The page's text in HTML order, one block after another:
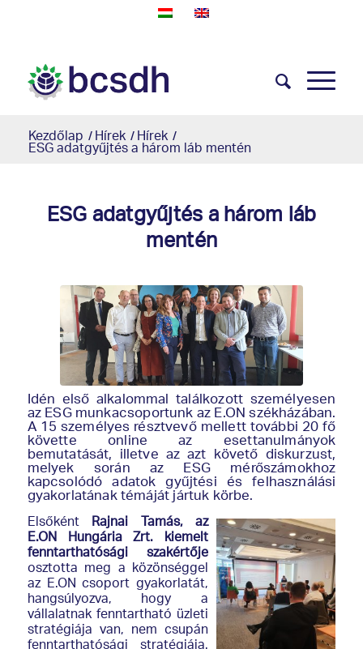
Kezdőlap/Hírek/Hírek/
ESG adatgyűjtés a három láb mentén
ESG adatgyűjtés a három láb
mentén
Idén első alkalommal találkozott személyesen
az ESG munkacsoportunk az E.ON székházában.
A 15 személyes résztvevő mellett további 20 fő
követte online az esettanulmányok
bemutatását, illetve az azt követő diskurzust,
melyek során az ESG mérőszámokhoz
kapcsolódó adatok gyűjtési és felhasználási
gyakorlatának témáját jártuk körbe.
Elsőként Rajnai Tamás, az
E.ON Hungária Zrt. kiemelt
fenntarthatósági szakértője
osztotta meg a közönséggel
az E.ON csoport gyakorlatát,
hangsúlyozva, hogy a
vállalatnak fenntartható üzleti
stratégiája van, nem csupán